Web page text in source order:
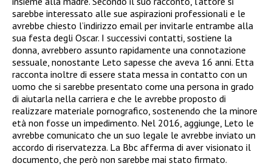
sarebbe interessato alle sue aspirazioni professionali e le
avrebbe chiesto l’indirizzo email per invitarle entrambe alla
sua festa degli Oscar. I successivi contatti, sostiene la
donna, avrebbero assunto rapidamente una connotazione
sessuale, nonostante Leto sapesse che aveva 16 anni. Etta
racconta inoltre di essere stata messa in contatto con un
uomo che si sarebbe presentato come una persona in grado
di aiutarla nella carriera e che le avrebbe proposto di
realizzare materiale pornografico, sostenendo che la minore
età non fosse un impedimento. Nel 2016, aggiunge, Leto le
avrebbe comunicato che un suo legale le avrebbe inviato un
accordo di riservatezza. La Bbc afferma di aver visionato il
documento, che però non sarebbe mai stato firmato.